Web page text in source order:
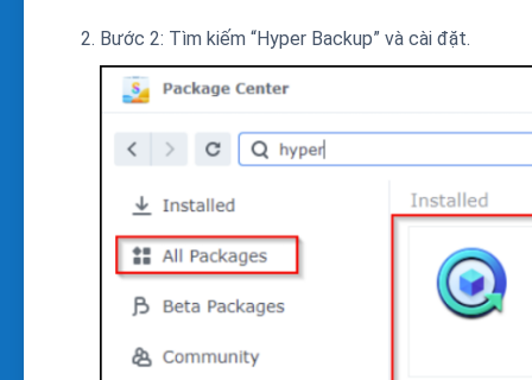
Bước 2: Tìm kiếm “Hyper Backup” và cài đặt.